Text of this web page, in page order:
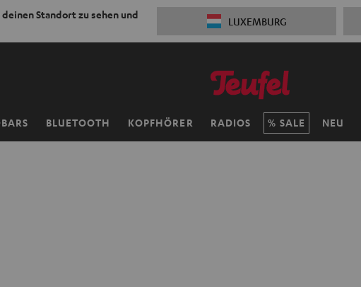
Standort zu sehen und
LUXEMBURG
BLUETOOTH KOPFHÖRER RADIOS SALE NEU